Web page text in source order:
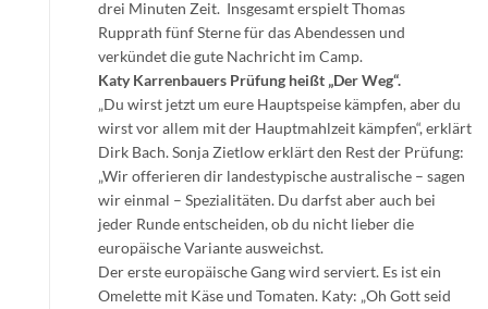
drei Minuten Zeit. Insgesamt erspielt Thomas
Rupprath fünf Sterne für das Abendessen und
verkündet die gute Nachricht im Camp.
Katy Karrenbauers Prüfung heißt „Der Weg“.
„Du wirst jetzt um eure Hauptspeise kämpfen, aber du
wirst vor allem mit der Hauptmahlzeit kämpfen“, erklärt
Dirk Bach. Sonja Zietlow erklärt den Rest der Prüfung:
„Wir offerieren dir landestypische australische – sagen
wir einmal – Spezialitäten. Du darfst aber auch bei
jeder Runde entscheiden, ob du nicht lieber die
europäische Variante ausweichst.
Der erste europäische Gang wird serviert. Es ist ein
Omelette mit Käse und Tomaten. Katy: „Oh Gott seid